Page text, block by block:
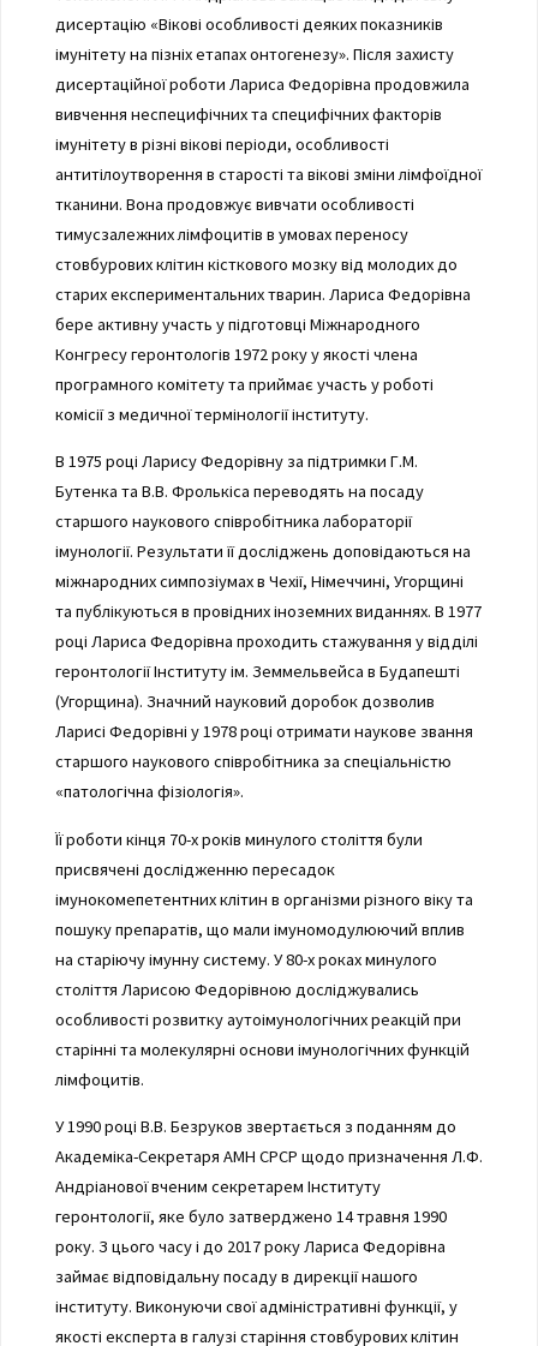
дисертацію «Вікові особливості деяких показників
імунітету на пізніх етапах онтогенезу». Після захисту
дисертаційної роботи Лариса Федорівна продовжила
вивчення неспецифічних та специфічних факторів
імунітету в різні вікові періоди, особливості
антитілоутворення в старості та вікові зміни лімфоїдної
тканини. Вона продовжує вивчати особливості
тимусзалежних лімфоцитів в умовах переносу
стовбурових клітин кісткового мозку від молодих до
старих експериментальних тварин. Лариса Федорівна
бере активну участь у підготовці Міжнародного
Конгресу геронтологів 1972 року у якості члена
програмного комітету та приймає участь у роботі
комісії з медичної термінології інституту.
В 1975 році Ларису Федорівну за підтримки Г.М.
Бутенка та В.В. Фролькіса переводять на посаду
старшого наукового співробітника лабораторії
імунології. Результати її досліджень доповідаються на
міжнародних симпозіумах в Чехії, Німеччині, Угорщині
та публікуються в провідних іноземних виданнях. В 1977
році Лариса Федорівна проходить стажування у відділі
геронтології Інституту ім. Земмельвейса в Будапешті
(Угорщина). Значний науковий доробок дозволив
Ларисі Федорівні у 1978 році отримати наукове звання
старшого наукового співробітника за спеціальністю
«патологічна фізіологія».
Її роботи кінця 70-х років минулого століття були
присвячені дослідженню пересадок
імунокомепетентних клітин в організми різного віку та
пошуку препаратів, що мали імуномодулюючий вплив
на старіючу імунну систему. У 80-х роках минулого
століття Ларисою Федорівною досліджувались
особливості розвитку аутоімунологічних реакцій при
старінні та молекулярні основи імунологічних функцій
лімфоцитів.
У 1990 році В.В. Безруков звертається з поданням до
Академіка-Секретаря АМН СРСР щодо призначення Л.Ф.
Андріанової вченим секретарем Інституту
геронтології, яке було затверджено 14 травня 1990
року. З цього часу і до 2017 року Лариса Федорівна
займає відповідальну посаду в дирекції нашого
інституту. Виконуючи свої адміністративні функції, у
якості експерта в галузі старіння стовбурових клітин